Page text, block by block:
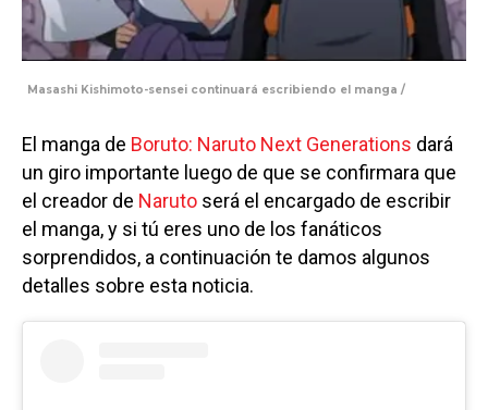
Masashi Kishimoto-sensei continuará escribiendo el manga /
El manga de Boruto: Naruto Next Generations dará
un giro importante luego de que se confirmara que
el creador de Naruto será el encargado de escribir
el manga, y si tú eres uno de los fanáticos
sorprendidos, a continuación te damos algunos
detalles sobre esta noticia.